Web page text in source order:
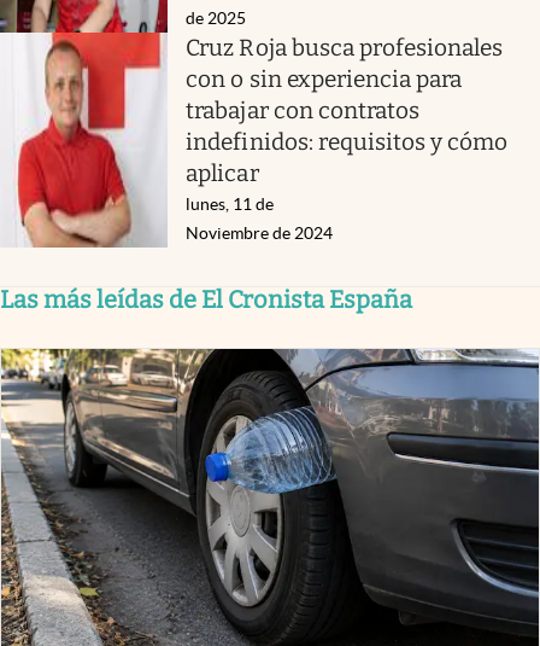
de 2025
Cruz Roja busca profesionales
con o sin experiencia para
trabajar con contratos
indefinidos: requisitos y cómo
aplicar
lunes, 11 de
Noviembre de 2024
Las más leídas de El Cronista España